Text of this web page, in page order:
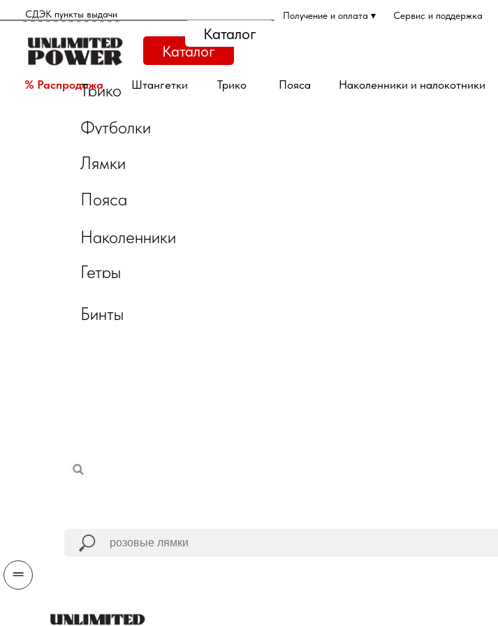
_ _ _ _ _ _ _ _ _ _ _ _ _
СДЭК пункты выдачи Получение и оплата ▾ Сервис и поддержка
Каталог
% Распродажа Штангетки Трико Наколенники и налокотники
Пояса
Трико
Пояса
Наколенники
Гетры и носки
Штангетки
Каталог
Трико
Футболки
Лямки
Пояса
Наколенники
Гетры
Бинты